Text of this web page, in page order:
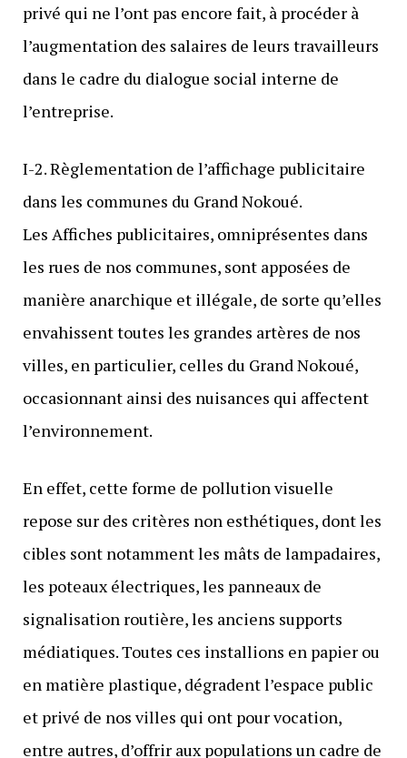
privé qui ne l’ont pas encore fait, à procéder à
l’augmentation des salaires de leurs travailleurs
dans le cadre du dialogue social interne de
l’entreprise.
I-2. Règlementation de l’affichage publicitaire
dans les communes du Grand Nokoué.
Les Affiches publicitaires, omniprésentes dans
les rues de nos communes, sont apposées de
manière anarchique et illégale, de sorte qu’elles
envahissent toutes les grandes artères de nos
villes, en particulier, celles du Grand Nokoué,
occasionnant ainsi des nuisances qui affectent
l’environnement.
En effet, cette forme de pollution visuelle
repose sur des critères non esthétiques, dont les
cibles sont notamment les mâts de lampadaires,
les poteaux électriques, les panneaux de
signalisation routière, les anciens supports
médiatiques. Toutes ces installions en papier ou
en matière plastique, dégradent l’espace public
et privé de nos villes qui ont pour vocation,
entre autres, d’offrir aux populations un cadre de